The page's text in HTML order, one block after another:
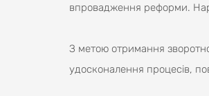
впровадження реформи.
З метою отримання
удосконалення процесів,